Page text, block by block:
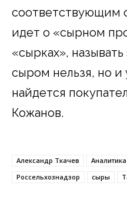
соответствующим
идет о «сырном
«сырках»,
сыром нельзя, но и
найдется
Кожанов.
Александр Ткачев Аналитика
Россельхознадзор
сыры